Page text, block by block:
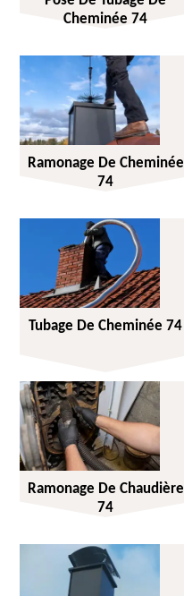
Cheminée 74
Ramonage De Cheminée
74
Tubage De Cheminée 74
Ramonage De Chaudière
74